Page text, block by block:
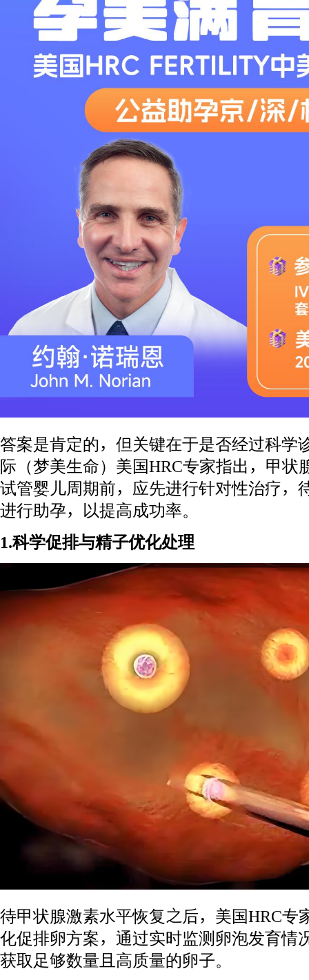
答案是肯定的，但关键在于是否经过科学
际（梦美生命）美国HRC专家指出，甲状
试管婴儿周期前，应先进行针对性治疗，
进行助孕，以提高成功率。
1.科学促排与精子优化处理
待甲状腺激素水平恢复之后，美国HRC专
化促排卵方案，通过实时监测卵泡发育情
获取足够数量且高质量的卵子。